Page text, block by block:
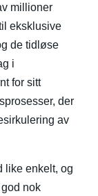
millioner
eksklusive
de tidløse
i
for sitt
der
av
like enkelt, og
nok